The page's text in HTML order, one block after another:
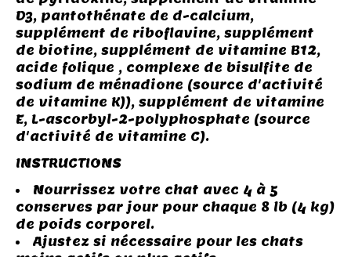
D3, pantothénate de d-calcium,
supplément de riboflavine, supplément
de biotine, supplément de vitamine B12,
acide folique , complexe de bisulfite de
sodium de ménadione (source d'activité
de vitamine K)), supplément de vitamine
E, L-ascorbyl-2-polyphosphate (source
d'activité de vitamine C).
INSTRUCTIONS
Nourrissez votre chat avec 4 à 5
conserves par jour pour chaque 8 lb (4 kg)
de poids corporel.
Ajustez si nécessaire pour les chats